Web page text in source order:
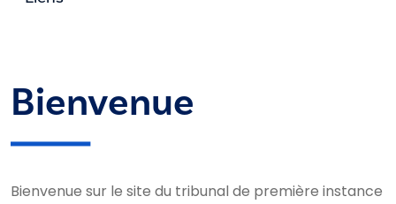
Bienvenue
Bienvenue sur le site du tribunal de première instance